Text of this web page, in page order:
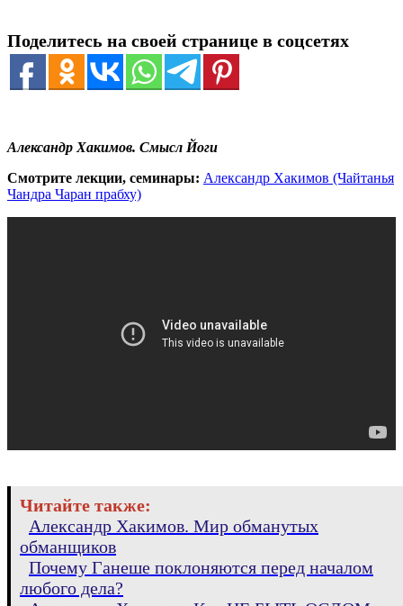
Поделитесь на своей странице в соцсетях
Александр Хакимов. Смысл Йоги
Смотрите лекции, семинары: Александр Хакимов (Чайтанья
Чандра Чаран прабху)
Читайте также:
Александр Хакимов. Мир обманутых
обманщиков
Почему Ганеше поклоняются перед началом
любого дела?